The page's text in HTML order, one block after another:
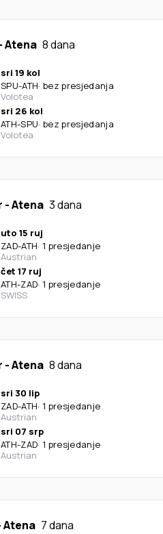
Atena 8 dana
sri 19 kol
SPU-ATH· bez presjedanja
Volotea
sri 26 kol
ATH-SPU· bez presjedanja
Volotea
-Atena 3 dana
uto 15 ruj
ZAD-ATH· 1 presjedanje
Austrian
čet 17 ruj
ATH-ZAD· 1 presjedanje
SWISS
-Atena 8 dana
sri 30 lip
ZAD-ATH· 1 presjedanje
Austrian
sri 07 srp
ATH-ZAD· 1 presjedanje
Austrian
Atena 7 dana